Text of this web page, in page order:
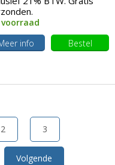
voorraad
info
Bestel
2 3
Volgende